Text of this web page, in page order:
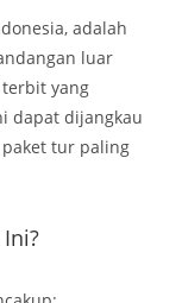
adalah
luar
yang
dapat dijangkau
tur paling